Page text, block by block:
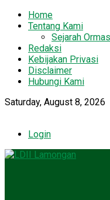
Home
Tentang Kami
Sejarah
Redaksi
Kebijakan Privasi
Disclaimer
Hubungi Kami
Saturday, August 8, 2026
Login